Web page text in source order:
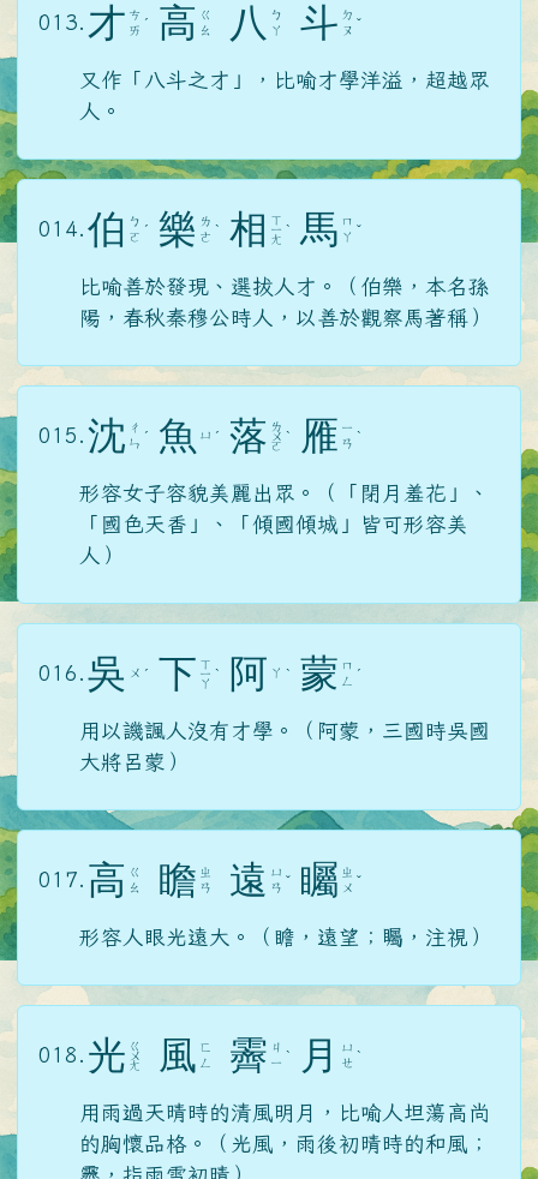
013. 才 ㄘ
ㄞ ˊ 高 ㄍ
ㄠ
八
ㄅ
ㄚ
斗 ㄉ
ㄡ ˇ
又作「八斗之才」，比喻才學洋溢，超越眾
人。
014. 伯 ㄅ
ㄛ ˊ 樂 ㄌ
ㄜ ˋ 相 ㄒ
ㄧ
ㄤ
ˋ 馬 ㄇ
ㄚ ˇ
比喻善於發現、選拔人才。（伯樂，本名孫
陽，春秋秦穆公時人，以善於觀察馬著稱）
015. 沈 ㄔ
ㄣ ˊ 魚 ㄩ ˊ 落 ㄌ
ㄨ
ㄛ
ˋ 雁 ㄧ
ㄢ ˋ
形容女子容貌美麗出眾。（「閉月羞花」、
「國色天香」、「傾國傾城」皆可形容美
人）
016. 吳 ㄨ ˊ 下 ㄒ
ㄧ
ㄚ
ˋ 阿 ㄚ ˋ 蒙 ㄇ
ㄥ
ˊ
用以譏諷人沒有才學。（阿蒙，三國時吳國
大將呂蒙）
017. 高 ㄍ
ㄠ
瞻 ㄓ
ㄢ
遠 ㄩ
ㄢ ˇ 矚 ㄓ
ㄨ ˇ
形容人眼光遠大。（瞻，遠望；矚，注視）
018. 光 ㄍ
ㄨ
ㄤ 風 ㄈ
ㄥ
霽 ㄐ
ㄧ ˋ 月
ㄩ
ㄝ ˋ
用雨過天晴時的清風明月，比喻人坦蕩高尚
的胸懷品格。（光風，雨後初晴時的和風；
霽，指雨雪初晴）